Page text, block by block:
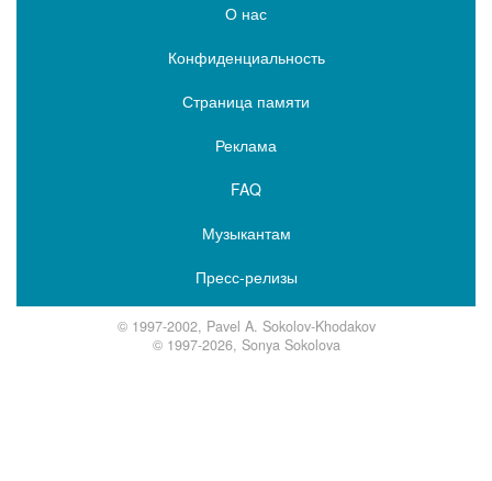
О нас
Конфиденциальность
Страница памяти
Реклама
FAQ
Музыкантам
Пресс-релизы
© 1997-2002, Pavel A. Sokolov-Khodakov
© 1997-2026, Sonya Sokolova